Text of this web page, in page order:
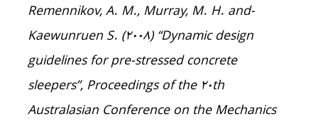
-Remennikov, A. M., Murray, M. H. and
Kaewunruen S. (2008) “Dynamic design
guidelines for pre-stressed concrete
sleepers”, Proceedings of the 20th
Australasian Conference on the Mechanics